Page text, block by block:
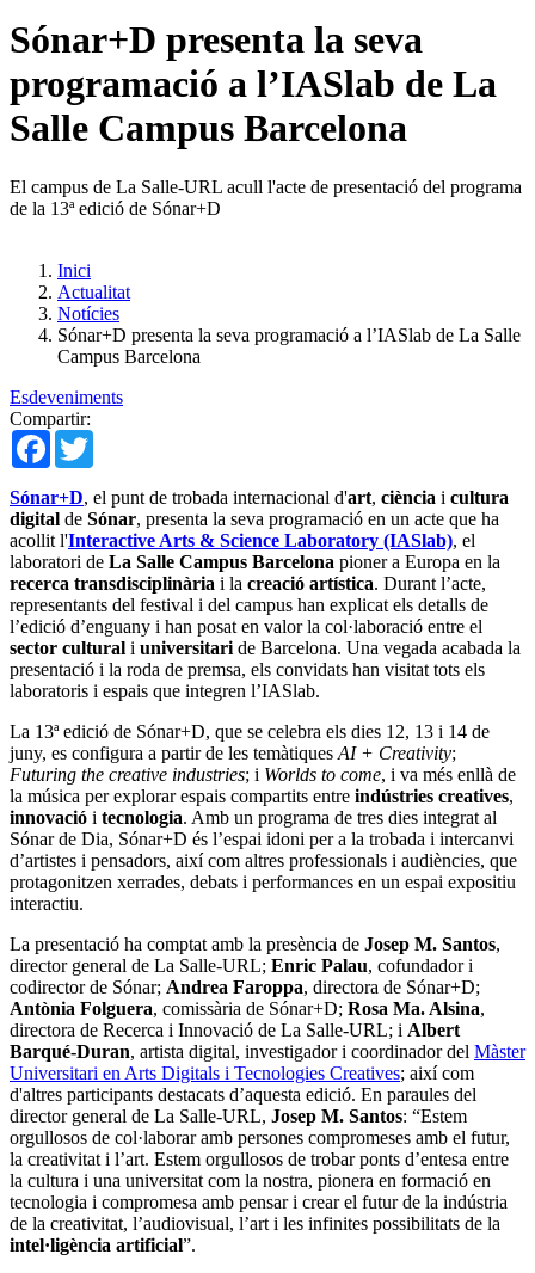
Sónar+D presenta la seva
programació a l’IASlab de La
Salle Campus Barcelona
El campus de La Salle-URL acull l'acte de presentació del programa
de la 13ª edició de Sónar+D
Inici
Actualitat
Notícies
Sónar+D presenta la seva programació a l’IASlab de La Salle
Campus Barcelona
Esdeveniments
Compartir:
Facebook
Sónar+D, el punt de trobada internacional d'art, ciència i cultura
digital de Sónar, presenta la seva programació en un acte que ha
acollit l'Interactive Arts & Science Laboratory (IASlab), el
laboratori de La Salle Campus Barcelona pioner a Europa en la
recerca transdisciplinària i la creació artística. Durant l’acte,
representants del festival i del campus han explicat els detalls de
l’edició d’enguany i han posat en valor la col·laboració entre el
sector cultural i universitari de Barcelona. Una vegada acabada la
presentació i la roda de premsa, els convidats han visitat tots els
laboratoris i espais que integren l’IASlab.
La 13ª edició de Sónar+D, que se celebra els dies 12, 13 i 14 de
juny, es configura a partir de les temàtiques AI + Creativity;
Futuring the creative industries; i Worlds to come, i va més enllà de
la música per explorar espais compartits entre indústries creatives,
innovació i tecnologia. Amb un programa de tres dies integrat al
Sónar de Dia, Sónar+D és l’espai idoni per a la trobada i intercanvi
d’artistes i pensadors, així com altres professionals i audiències, que
protagonitzen xerrades, debats i performances en un espai expositiu
interactiu.
La presentació ha comptat amb la presència de Josep M. Santos,
director general de La Salle-URL; Enric Palau, cofundador i
codirector de Sónar; Andrea Faroppa, directora de Sónar+D;
Antònia Folguera, comissària de Sónar+D; Rosa Ma. Alsina,
directora de Recerca i Innovació de La Salle-URL; i Albert
Barqué-Duran, artista digital, investigador i coordinador del Màster
Universitari en Arts Digitals i Tecnologies Creatives; així com
d'altres participants destacats d’aquesta edició. En paraules del
director general de La Salle-URL, Josep M. Santos: “Estem
orgullosos de col·laborar amb persones compromeses amb el futur,
la creativitat i l’art. Estem orgullosos de trobar ponts d’entesa entre
la cultura i una universitat com la nostra, pionera en formació en
tecnologia i compromesa amb pensar i crear el futur de la indústria
de la creativitat, l’audiovisual, l’art i les infinites possibilitats de la
intel·ligència artificial”.